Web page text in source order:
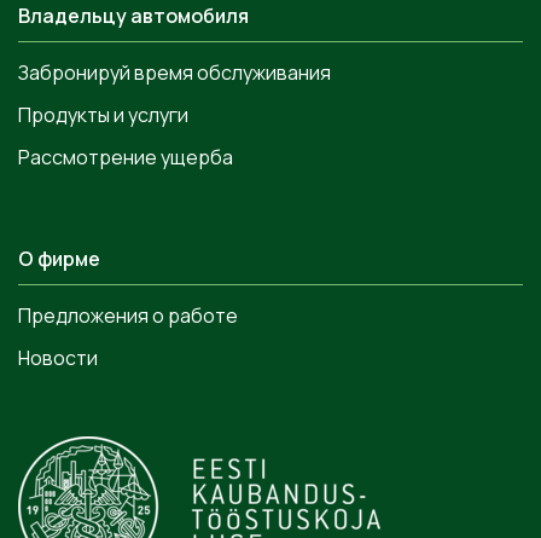
Владельцу автомобиля
Забронируй время обслуживания
Продукты и услуги
Рассмотрение ущерба
О фирме
Предложения о работе
Новости